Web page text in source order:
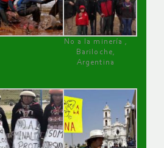
No a la minería ,
Bariloche,
Argentina